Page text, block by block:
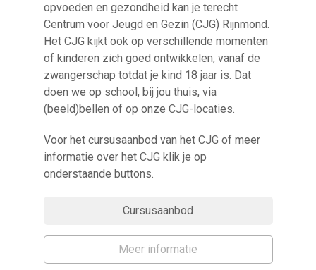
opvoeden en gezondheid kan je terecht
Centrum voor Jeugd en Gezin (CJG) Rijnmond.
Het CJG kijkt ook op verschillende momenten
of kinderen zich goed ontwikkelen, vanaf de
zwangerschap totdat je kind 18 jaar is. Dat
doen we op school, bij jou thuis, via
(beeld)bellen of op onze CJG-locaties.
Voor het cursusaanbod van het CJG of meer
informatie over het CJG klik je op
onderstaande buttons.
Cursusaanbod
Meer informatie